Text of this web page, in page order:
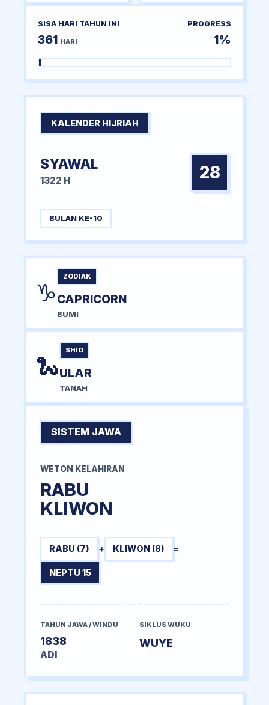
SISA HARI TAHUN INI
361 HARI
PROGRESS
1%
KALENDER HIJRIAH
SYAWAL
1322 H 28
BULAN KE-10
♑
ZODIAK
CAPRICORN
BUMI
🐍
SHIO
ULAR
TANAH
SISTEM JAWA
WETON KELAHIRAN
RABU
KLIWON
RABU (7) + KLIWON (8) =
NEPTU 15
TAHUN JAWA / WINDU
1838
ADI
SIKLUS WUKU
WUYE